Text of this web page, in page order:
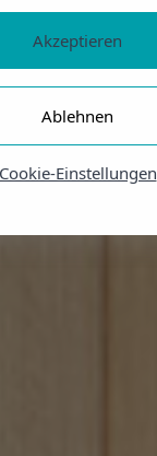
Cookie-Einstellungen
Ablehnen
Akzeptieren